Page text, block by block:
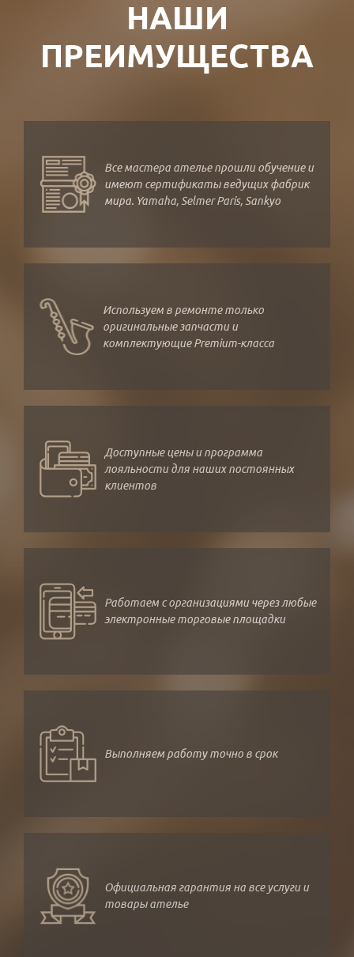
НАШИ
ПРЕИМУЩЕСТВА
Все мастера ателье прошли обучение и
имеют сертификаты ведущих фабрик
мира. Yamaha, Selmer Paris, Sankyo
Используем в ремонте только
оригинальные запчасти и
комплектующие Premium-класса
Доступные цены и программа
лояльности для наших постоянных
клиентов
Работаем с организациями через любые
электронные торговые площадки
Выполняем работу точно в срок
Официальная гарантия на все услуги и
товары ателье